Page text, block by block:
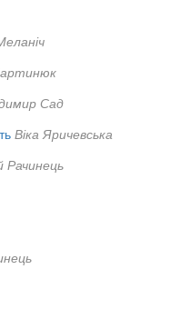
Сад
Віка Яричевська
Рачинець